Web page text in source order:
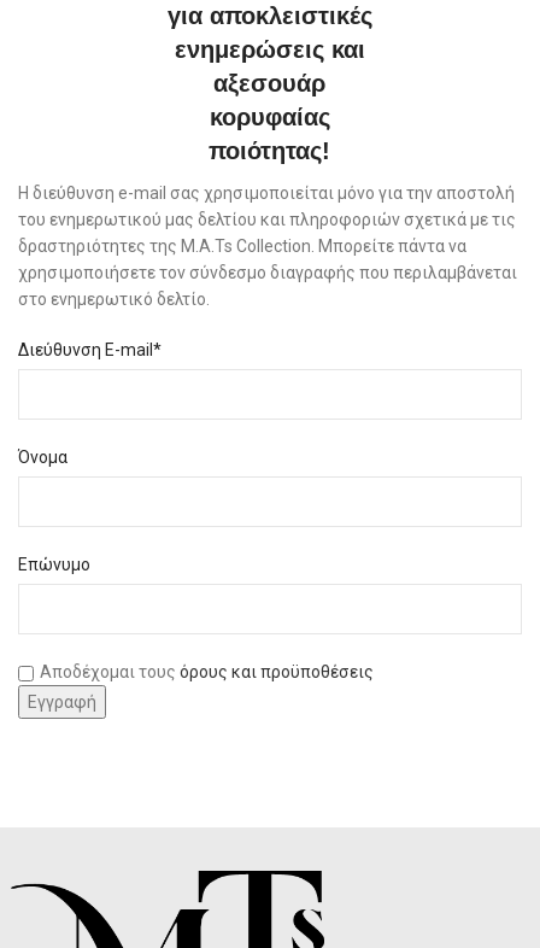
για αποκλειστικές
ενημερώσεις και
αξεσουάρ
κορυφαίας
ποιότητας!
Η διεύθυνση e-mail σας χρησιμοποιείται μόνο για την αποστολή
του ενημερωτικού μας δελτίου και πληροφοριών σχετικά με τις
δραστηριότητες της M.A.Ts Collection. Μπορείτε πάντα να
χρησιμοποιήσετε τον σύνδεσμο διαγραφής που περιλαμβάνεται
στο ενημερωτικό δελτίο.
Διεύθυνση E-mail*
Όνομα
Επώνυμο
Αποδέχομαι τους όρους και προϋποθέσεις